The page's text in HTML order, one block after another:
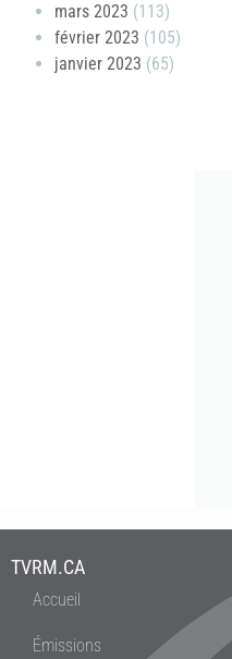
mars 2023 (113)
février 2023 (105)
janvier 2023 (65)
TVRM.CA
Accueil
Émissions